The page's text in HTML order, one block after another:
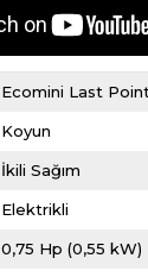
Ecomini Last
Koyun
İkili Sağım
Elektrikli
0,75 Hp (0,55 kW)